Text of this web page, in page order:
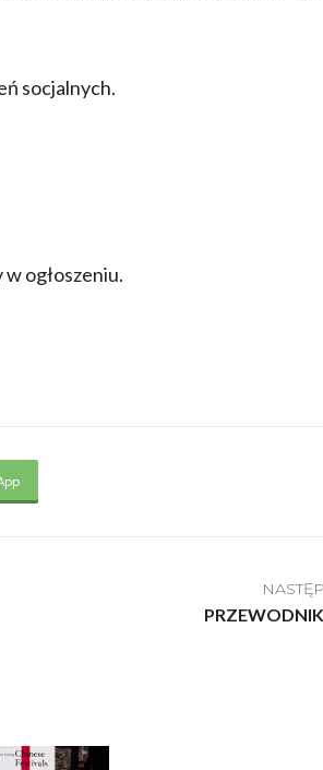
socjalnych.
ogłoszeniu.